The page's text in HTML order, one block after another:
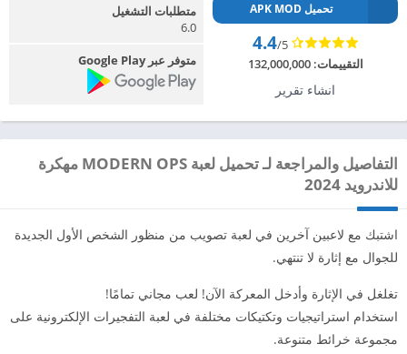
تحميل APK MOD
4.4/5
التقييمات:132,000,000
انشاء تقرير
متطلبات التشغيل
6.0
متوفر عبر Google Play
التفاصيل والمراجعة لـ تحميل لعبة MODERN OPS مهكرة
للاندرويد 2024
اشتبك مع لاعبين آخرين في لعبة تصويب من منظور الشخص الأول الجديدة
للجوال مع إثارة لا تنتهي.
تغلغل في الإثارة وأدخل المعركة الآن! لعب مجاني تمامًا!
استخدام استراتيجيات وتكتيكات مختلفة في لعبة التفجيرات الإلكترونية على
مجموعة خرائط متنوعة.